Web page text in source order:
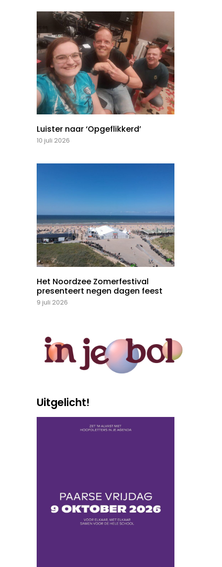
Luister naar ‘Opgeflikkerd’
10 juli 2026
Het Noordzee Zomerfestival
presenteert negen dagen feest
9 juli 2026
Uitgelicht!